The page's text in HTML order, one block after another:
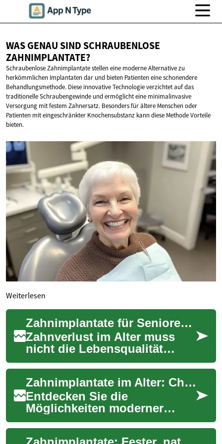
WAS GENAU SIND SCHRAUBENLOSE
ZAHNIMPLANTATE?
Schraubenlose Zahnimplantate stellen eine moderne Alternative zu
herkömmlichen Implantaten dar und bieten Patienten eine schonendere
Behandlungsmethode. Diese innovative Technologie verzichtet auf das
traditionelle Schraubengewinde und ermöglicht eine minimalinvasive
Versorgung mit festem Zahnersatz. Besonders für ältere Menschen oder
Patienten mit eingeschränkter Knochensubstanz kann diese Methode Vorteile
bieten.
Weiterlesen
Zahnimplantate für Senioren: Sicher und lebensnah
Zahnverlust im Alter muss
nicht die Lebensqualität
einschränken.
Zahnimplantate bieten älteren
Menschen eine langlebi...
Zahnimplantate im Alter: Chancen und Herausforderungen
Entdecken Sie die
Möglichkeiten moderner
Zahnimplantate für Senioren.
Von verbesserten